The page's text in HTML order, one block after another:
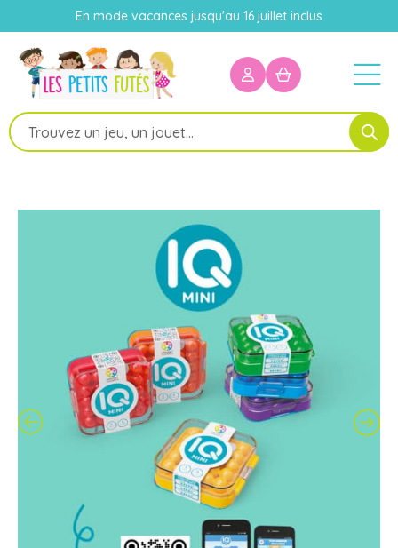
En mode vacances jusqu'au 16 juillet inclus
Recherche
de
produits